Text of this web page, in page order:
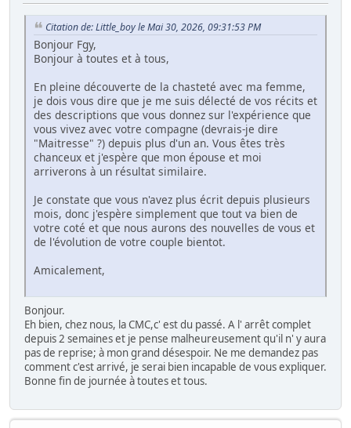
Citation de: Little_boy le Mai 30, 2026, 09:31:53 PM
Bonjour Fgy,
Bonjour à toutes et à tous,
En pleine découverte de la chasteté avec ma femme,
je dois vous dire que je me suis délecté de vos récits et
des descriptions que vous donnez sur l'expérience que
vous vivez avec votre compagne (devrais-je dire
"Maitresse" ?) depuis plus d'un an. Vous êtes très
chanceux et j'espère que mon épouse et moi
arriverons à un résultat similaire.
Je constate que vous n'avez plus écrit depuis plusieurs
mois, donc j'espère simplement que tout va bien de
votre coté et que nous aurons des nouvelles de vous et
de l'évolution de votre couple bientot.
Amicalement,
Bonjour.
Eh bien, chez nous, la CMC,c' est du passé. A l' arrêt complet
depuis 2 semaines et je pense malheureusement qu'il n' y aura
pas de reprise; à mon grand désespoir. Ne me demandez pas
comment c'est arrivé, je serai bien incapable de vous expliquer.
Bonne fin de journée à toutes et tous.